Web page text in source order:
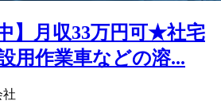
中】月収33万円可★社宅
用作業車などの溶...
社